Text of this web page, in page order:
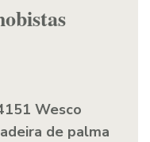
Wesco
de palma